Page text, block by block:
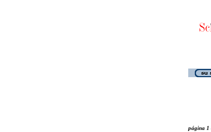
página 1